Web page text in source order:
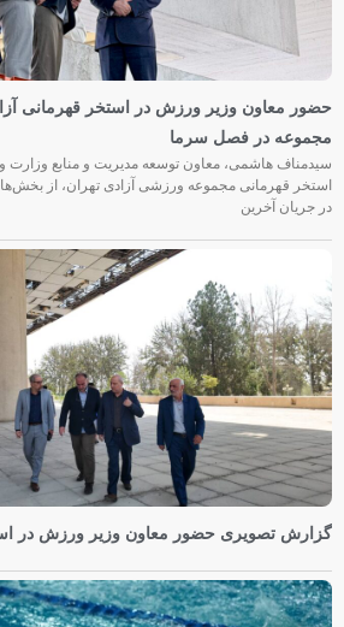
حضور معاون وزیر ورزش در استخر قهرمانی
مجموعه در فصل سرما
سیدمناف هاشمی، معاون توسعه مدیریت و منابع وزارت
استخر قهرمانی مجموعه ورزشی آزادی تهران، از
در جریان آخرین
گزارش تصویری حضور معاون وزیر ورزش در